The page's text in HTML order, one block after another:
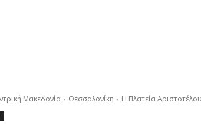
Μακεδονία Θεσσαλονίκη Η Πλατεία